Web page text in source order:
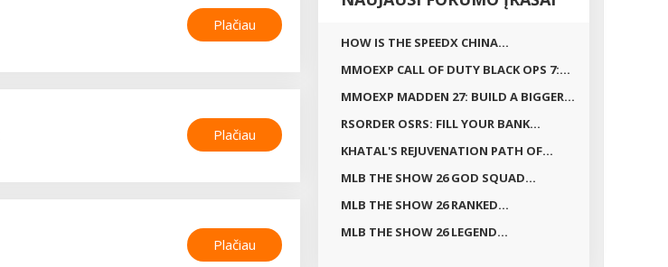
Plačiau
Plačiau
Plačiau
HOW IS THE SPEEDX CHINA...
MMOEXP CALL OF DUTY BLACK OPS 7:...
MMOEXP MADDEN 27: BUILD A BIGGER...
RSORDER OSRS: FILL YOUR BANK...
KHATAL'S REJUVENATION PATH OF...
MLB THE SHOW 26 GOD SQUAD...
MLB THE SHOW 26 RANKED...
MLB THE SHOW 26 LEGEND...